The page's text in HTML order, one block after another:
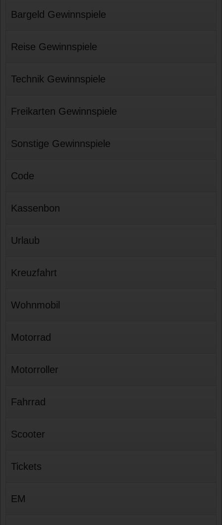
Bargeld Gewinnspiele
Reise Gewinnspiele
Technik Gewinnspiele
Freikarten Gewinnspiele
Sonstige Gewinnspiele
Code
Kassenbon
Urlaub
Kreuzfahrt
Wohnmobil
Motorrad
Motorroller
Fahrrad
Scooter
Tickets
EM